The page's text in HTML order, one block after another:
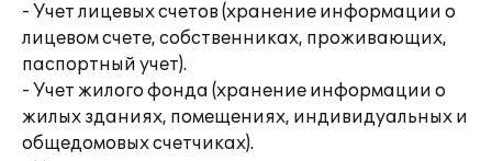
- Учет лицевых счетов (хранение информации о
лицевом счете, собственниках, проживающих,
паспортный учет).
- Учет жилого фонда (хранение информации о
жилых зданиях, помещениях, индивидуальных и
общедомовых счетчиках).